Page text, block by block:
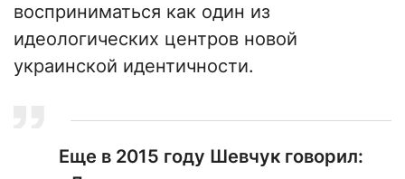
восприниматься как один из
идеологических центров новой
украинской идентичности.
Еще в 2015 году Шевчук говорил: